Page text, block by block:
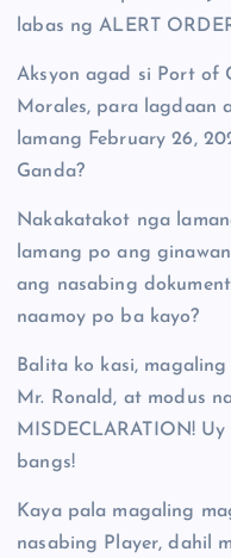
labas ng ALERT
Aksyon agad si Port of
Morales, para lagdaan
lamang February 26,
Ganda?
Nakakatakot nga
lamang po ang
ang nasabing
naamoy po ba kayo?
Balita ko kasi,
Mr. Ronald, at modus
MISDECLARATION!
bangs!
Kaya pala magaling
nasabing Player, dahil